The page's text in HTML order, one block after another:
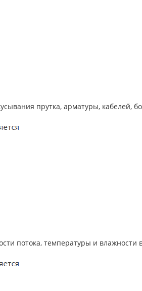
прутка, арматуры, кабелей,
потока, температуры и влажности